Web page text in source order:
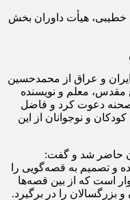
هیأت داوران بخش
و عراق از محمدحسین
مقدس، معلم و نویسنده
دعوت کرد و فاضل
و نوجوانان از این
حاضر شد و گفت:
و تصمیم به قصه‌گویی را
است که از بین قصه‌ها
بزرگسالان را در برگیرد.